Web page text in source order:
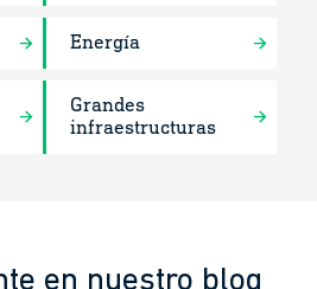
Energía
Grandes
infraestructuras
en nuestro blog